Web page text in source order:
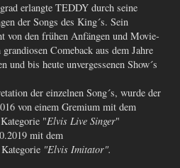
erlangte TEDDY durch seine
der Songs des King´s. Sein
von den frühen Anfängen und Movie-
Comeback aus dem Jahre
und bis heute unvergessenen Show´s
der einzelnen Song´s, wurde der
von einem Gremium mit dem
"Elvis Live Singer"
mit dem
"Elvis Imitator".